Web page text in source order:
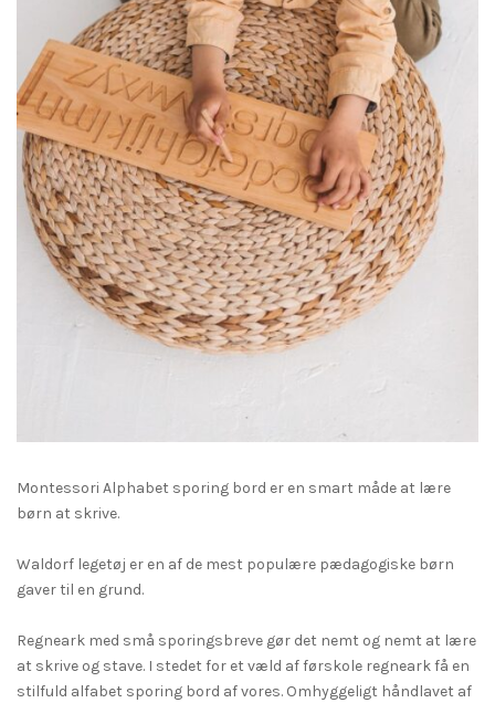
Montessori Alphabet sporing bord er en smart måde at lære
børn at skrive. ⁠
Waldorf legetøj er en af de mest populære pædagogiske børn
gaver til en grund. ⁠
Regneark med små sporingsbreve gør det nemt og nemt at lære
at skrive og stave. I stedet for et væld af førskole regneark få en
stilfuld alfabet sporing bord af vores. Omhyggeligt håndlavet af